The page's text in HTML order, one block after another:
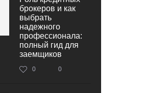
брокеров и как
выбрать
надежного
профессионала:
полный гид для
заемщиков
0 0